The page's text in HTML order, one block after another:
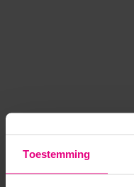
Toestemming